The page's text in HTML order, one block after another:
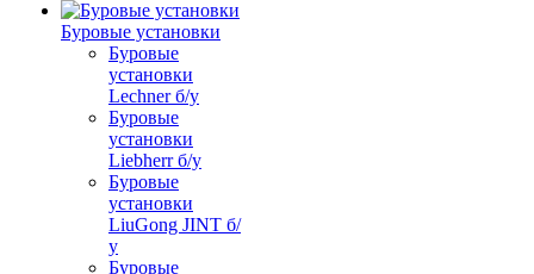
Буровые установки
Буровые
установки
Lechner б/у
Буровые
установки
Liebherr б/у
Буровые
установки
LiuGong JINT б/
у
Буровые